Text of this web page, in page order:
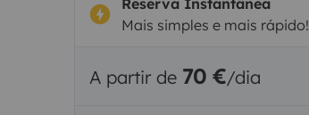
Mais simples e mais rápido!
A partir de 70 €/dia